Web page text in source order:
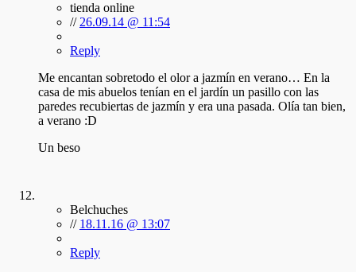
tienda online
// 26.09.14 @ 11:54
Reply
Me encantan sobretodo el olor a jazmín en verano… En la
casa de mis abuelos tenían en el jardín un pasillo con las
paredes recubiertas de jazmín y era una pasada. Olía tan bien,
a verano :D
Un beso
Belchuches
// 18.11.16 @ 13:07
Reply